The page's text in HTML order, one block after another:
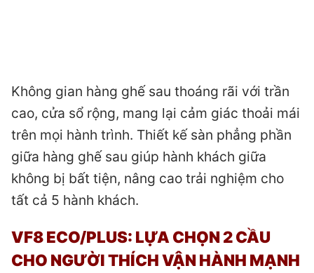
Không gian hàng ghế sau thoáng rãi với trần
cao, cửa sổ rộng, mang lại cảm giác thoải mái
trên mọi hành trình. Thiết kế sàn phẳng phần
giữa hàng ghế sau giúp hành khách giữa
không bị bất tiện, nâng cao trải nghiệm cho
tất cả 5 hành khách.
VF8 ECO/PLUS: LỰA CHỌN 2 CẦU
CHO NGƯỜI THÍCH VẬN HÀNH MẠNH